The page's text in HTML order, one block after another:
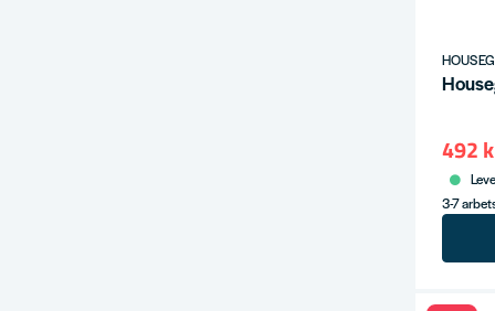
492
3-7